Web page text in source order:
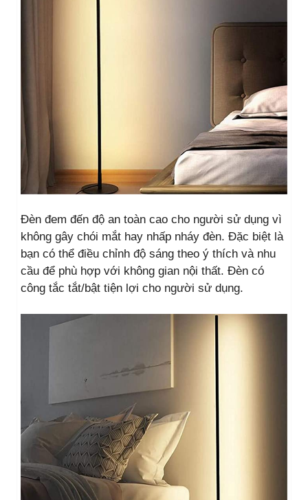
Đèn đem đến độ an toàn cao cho người sử dụng vì
không gây chói mắt hay nhấp nháy đèn. Đặc biệt là
bạn có thể điều chỉnh độ sáng theo ý thích và nhu
cầu để phù hợp với không gian nội thất. Đèn có
công tắc tắt/bật tiện lợi cho người sử dụng.